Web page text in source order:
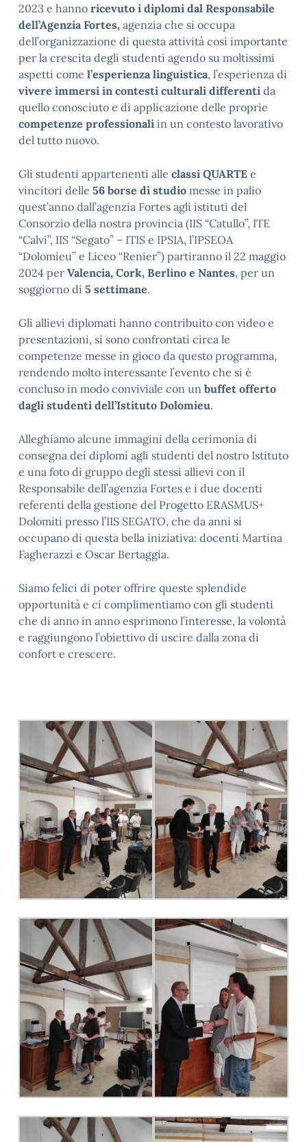
2023 e hanno ricevuto i diplomi dal Responsabile
dell’Agenzia Fortes, agenzia che si occupa
dell’organizzazione di questa attività così importante
per la crescita degli studenti agendo su moltissimi
aspetti come l’esperienza linguistica, l’esperienza di
vivere immersi in contesti culturali differenti da
quello conosciuto e di applicazione delle proprie
competenze professionali in un contesto lavorativo
del tutto nuovo.
Gli studenti appartenenti alle classi QUARTE e
vincitori delle 56 borse di studio messe in palio
quest’anno dall’agenzia Fortes agli istituti del
Consorzio della nostra provincia (IIS “Catullo”, ITE
“Calvi”, IIS “Segato” – ITIS e IPSIA, l’IPSEOA
“Dolomieu” e Liceo “Renier”) partiranno il 22 maggio
2024 per Valencia, Cork, Berlino e Nantes, per un
soggiorno di 5 settimane.
Gli allievi diplomati hanno contribuito con video e
presentazioni, si sono confrontati circa le
competenze messe in gioco da questo programma,
rendendo molto interessante l’evento che si è
concluso in modo conviviale con un buffet offerto
dagli studenti dell’Istituto Dolomieu.
Alleghiamo alcune immagini della cerimonia di
consegna dei diplomi agli studenti del nostro Istituto
e una foto di gruppo degli stessi allievi con il
Responsabile dell’agenzia Fortes e i due docenti
referenti della gestione del Progetto ERASMUS+
Dolomiti presso l’IIS SEGATO, che da anni si
occupano di questa bella iniziativa: docenti Martina
Fagherazzi e Oscar Bertaggia.
Siamo felici di poter offrire queste splendide
opportunità e ci complimentiamo con gli studenti
che di anno in anno esprimono l’interesse, la volontà
e raggiungono l’obiettivo di uscire dalla zona di
confort e crescere.